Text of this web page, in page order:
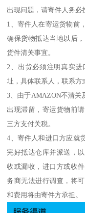
出现问题，请寄件人务必
1、寄件人在寄运货物前
确保货物抵达当地以后
货件清关事宜。
2、出货必须注明真实
址，具体联系人，联系方
3、由于AMAZON不清关
出现滞留，寄运货物前
三方支付关税。
4、寄件人和进口方应就
完好抵达仓库并派送，
收或漏收，进口方或收
务商无法进行调查，将
和费用将由寄件方承担。